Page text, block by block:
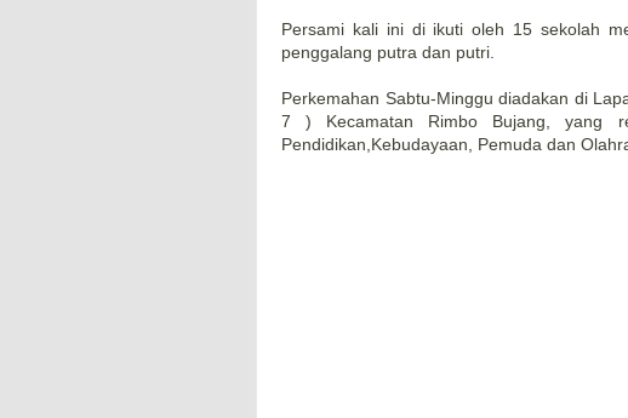
Persami kali ini di ikuti oleh 15 sekolah
penggalang putra dan putri.
Perkemahan Sabtu-Minggu diadakan di
7 ) Kecamatan Rimbo Bujang, yang
Pendidikan,Kebudayaan, Pemuda dan